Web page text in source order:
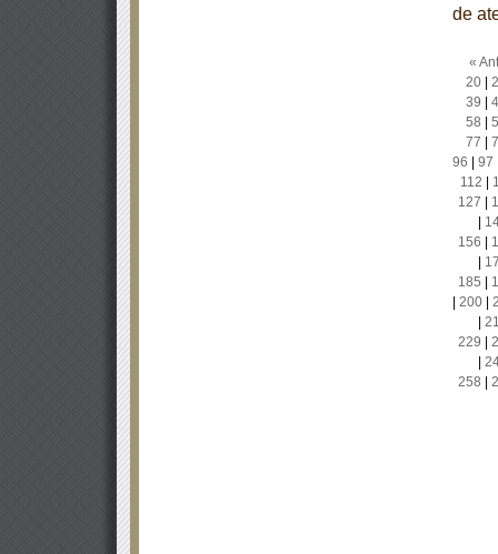
de
«
20|
39
58
77
96
97
112
127
156
185
200|
229
258